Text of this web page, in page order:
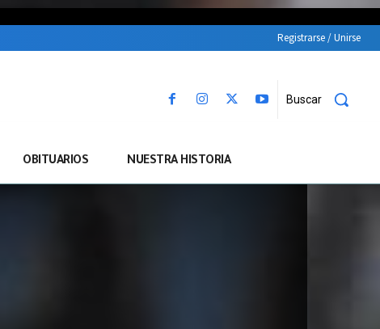
Registrarse / Unirse
Buscar
OBITUARIOS NUESTRA HISTORIA